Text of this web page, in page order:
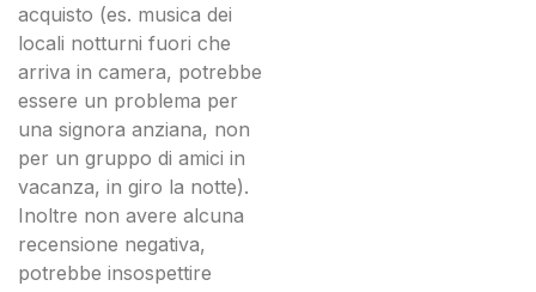
acquisto (es. musica dei
locali notturni fuori che
arriva in camera, potrebbe
essere un problema per
una signora anziana, non
per un gruppo di amici in
vacanza, in giro la notte).
Inoltre non avere alcuna
recensione negativa,
potrebbe insospettire